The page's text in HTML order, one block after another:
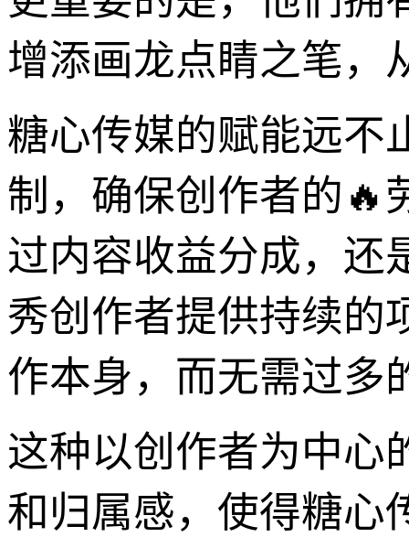
增添画龙点睛之笔，
糖心传媒的赋能远不
制，确保创作者的🔥
过内容收益分成，还
秀创作者提供持续的
作本身，而无需过多
这种以创作者为中心
和归属感，使得糖心